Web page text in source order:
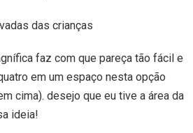
das crianças
faz com que pareça tão fácil e
em um espaço nesta opção
cima). desejo que eu tive a área da
ideia!